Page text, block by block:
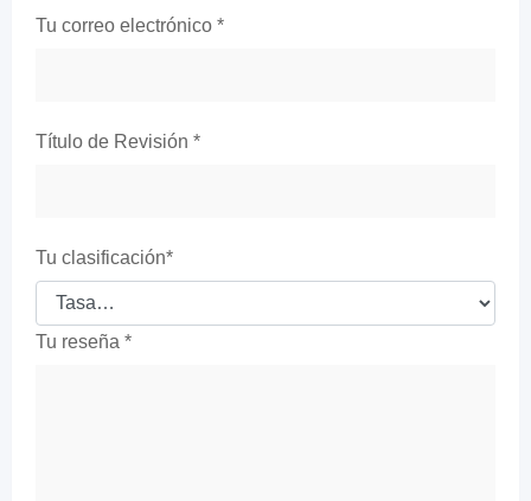
Tu correo electrónico *
Título de Revisión *
Tu clasificación*
Tu reseña *